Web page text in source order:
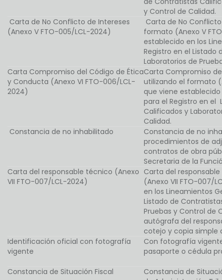
y Control de Calidad.
Carta de No Conflicto de Intereses
(Anexo V FTO-005/LCL-2024)
Carta de No
formato (Anexo V
establecido en los
Registro en el
Laboratorios de
Carta Compromiso del Código de Ética
y Conducta (Anexo VI FTO-006/LCL-
2024)
Carta Compromiso
utilizando el formato
que viene
para el Registro en el
Calificados y
Calidad.
Constancia de no inhabilitado
Constancia de no
procedimientos de
contratos de obra
Secretaria de la
Carta del responsable técnico (Anexo
VII FTO-007/LCL-2024)
Carta del
(Anexo VII FTO-007/
en los Lineamientos
Listado de
Pruebas y Control de
autógrafa del
cotejo y copia simple
Identificación oficial con fotografía
vigente
Con fotografía
pasaporte o cédula
Constancia de Situación Fiscal
Constancia de